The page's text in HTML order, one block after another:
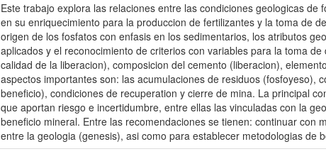
Este trabajo explora las relaciones entre las condiciones geologicas
en su enriquecimiento para la produccion de fertilizantes y la toma de
origen de los fosfatos con enfasis en los sedimentarios, los atributos
aplicados y el reconocimiento de criterios con variables para la toma
calidad de la liberacion), composicion del cemento (liberacion),
aspectos importantes son: las acumulaciones de residuos (fosfoyeso),
beneficio), condiciones de recuperation y cierre de mina. La principal
que aportan riesgo e incertidumbre, entre ellas las vinculadas con la
beneficio mineral. Entre las recomendaciones se tienen: continuar
entre la geologia (genesis), asi como para establecer metodologias